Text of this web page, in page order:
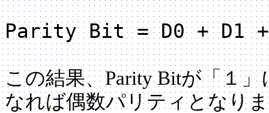
Parity Bit = D0 + D1
この結果、Parity Bitが「１
なれば偶数パリティとなり